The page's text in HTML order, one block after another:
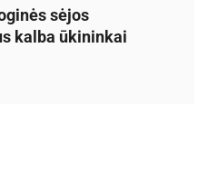
sėjos
kalba ūkininkai